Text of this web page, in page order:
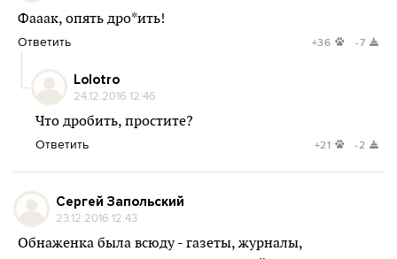
Фааак, опять дро*ить!
Ответить +36 -7
Lolotro
24.12.2016 12:46
Что дробить, простите?
Ответить +21 -2
Сергей Запольский
23.12.2016 12:43
Обнаженка была всюду - газеты, журналы,